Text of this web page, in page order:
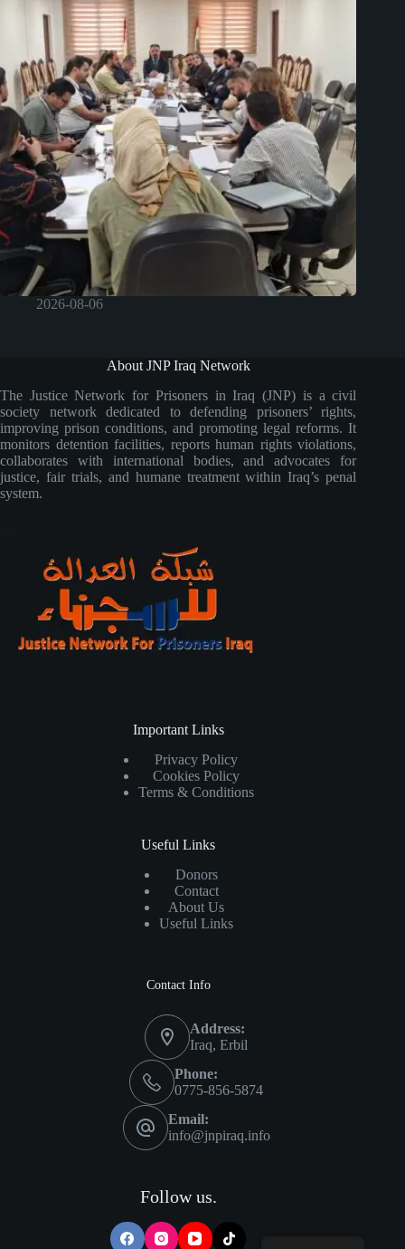
2026-08-06
About JNP Iraq Network
The Justice Network for Prisoners in Iraq (JNP) is a civil
society network dedicated to defending prisoners’ rights,
improving prison conditions, and promoting legal reforms. It
monitors detention facilities, reports human rights violations,
collaborates with international bodies, and advocates for
justice, fair trials, and humane treatment within Iraq’s penal
system.
Important Links
Privacy Policy
Cookies Policy
Terms & Conditions
Useful Links
Donors
Contact
About Us
Useful Links
Contact Info
Address:
Iraq, Erbil
Phone:
0775-856-5874
Email:
info@jnpiraq.info
Follow us.